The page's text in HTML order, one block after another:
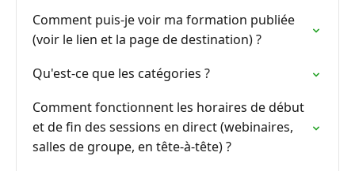
Comment puis-je voir ma formation publiée
(voir le lien et la page de destination) ?
Qu'est-ce que les catégories ?
Comment fonctionnent les horaires de début
et de fin des sessions en direct (webinaires,
salles de groupe, en tête-à-tête) ?